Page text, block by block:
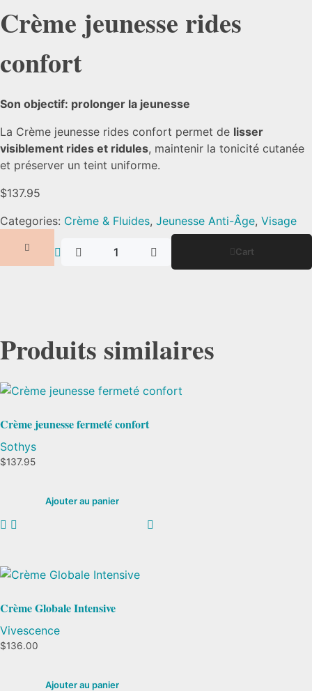
Crème jeunesse rides
confort
Son objectif: prolonger la jeunesse
La Crème jeunesse rides confort permet de lisser
visiblement rides et ridules, maintenir la tonicité cutanée
et préserver un teint uniforme.
$137.95
Categories: Crème & Fluides, Jeunesse Anti-Âge, Visage
Cart
Produits similaires
Crème jeunesse fermeté confort
Sothys
$137.95
Ajouter au panier
Crème Globale Intensive
Vivescence
$136.00
Ajouter au panier